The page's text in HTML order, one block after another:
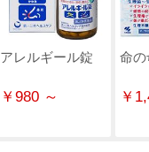
アレルギール錠
￥980 ～
命
￥